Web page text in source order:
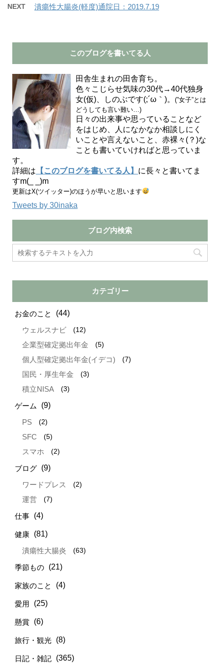
NEXT 潰瘍性大腸炎(軽度)通院日：2019.7.19
このブログを書いてる人
田舎生まれの田舎育ち。
色々こじらせ気味の30代→40代独身
女(仮)、しのぶです(;´ω｀)。(”女子”とは
どうしても言い難い…)
日々の出来事や思っていることなど
をはじめ、人になかなか相談しにく
いことや言えないこと、赤裸々(？)な
ことも書いていければと思っていま
す。
詳細は 【このブログを書いてる人】 に長々と書いてま
すm(_ _)m
更新はX(ツイッター)のほうが早いと思います
Tweets by 30inaka
ブログ内検索
カテゴリー
お金のこと (44)
ウェルスナビ (12)
企業型確定拠出年金 (5)
個人型確定拠出年金(イデコ) (7)
国民・厚生年金 (3)
積立NISA (3)
ゲーム (9)
PS (2)
SFC (5)
スマホ (2)
ブログ (9)
ワードプレス (2)
運営 (7)
仕事 (4)
健康 (81)
潰瘍性大腸炎 (63)
季節もの (21)
家族のこと (4)
愛用 (25)
懸賞 (6)
旅行・観光 (8)
日記・雑記 (365)